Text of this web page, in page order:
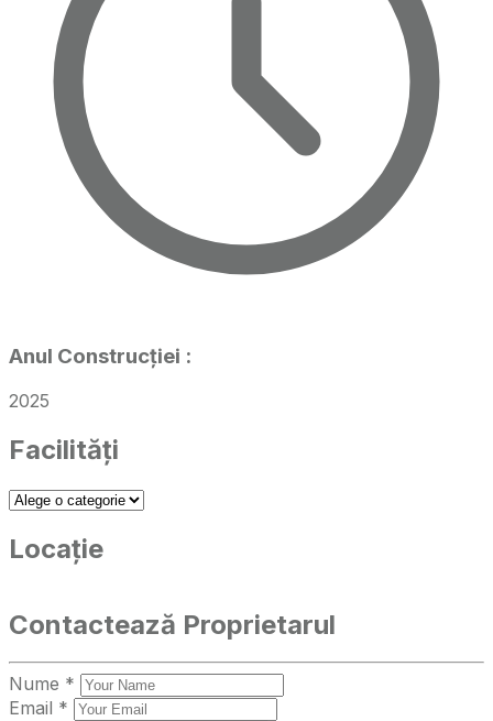
Anul Construcției :
2025
Facilități
Locație
Contactează Proprietarul
Nume *
Email *